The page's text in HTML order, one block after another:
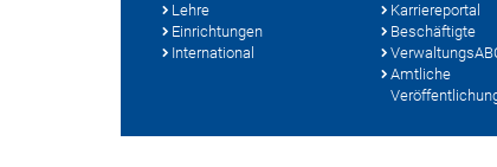
Lehre
Einrichtungen
International
Karriereportal
Beschäftigte
Amtliche